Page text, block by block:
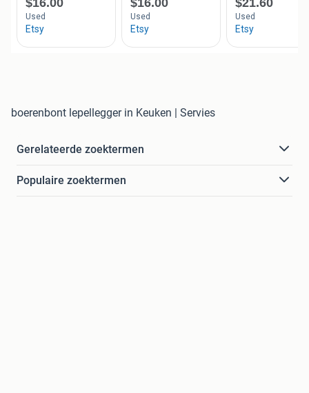
boerenbont lepellegger in Keuken | Servies
Gerelateerde zoektermen
Populaire zoektermen